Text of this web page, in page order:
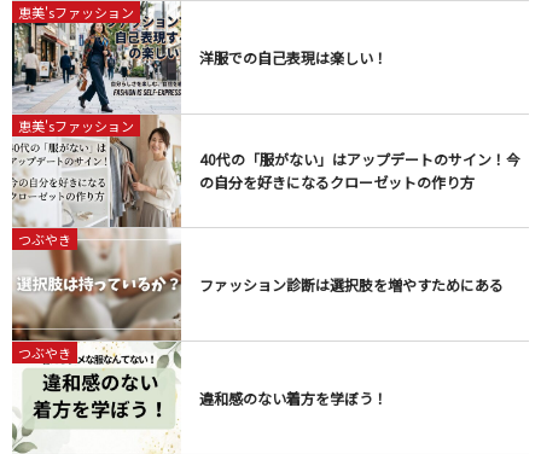
恵美'sファッション
洋服での自己表現は楽しい！
恵美'sファッション
40代の「服がない」はアップデートのサイン！今
の自分を好きになるクローゼットの作り方
つぶやき
ファッション診断は選択肢を増やすためにある
つぶやき
違和感のない着方を学ぼう！